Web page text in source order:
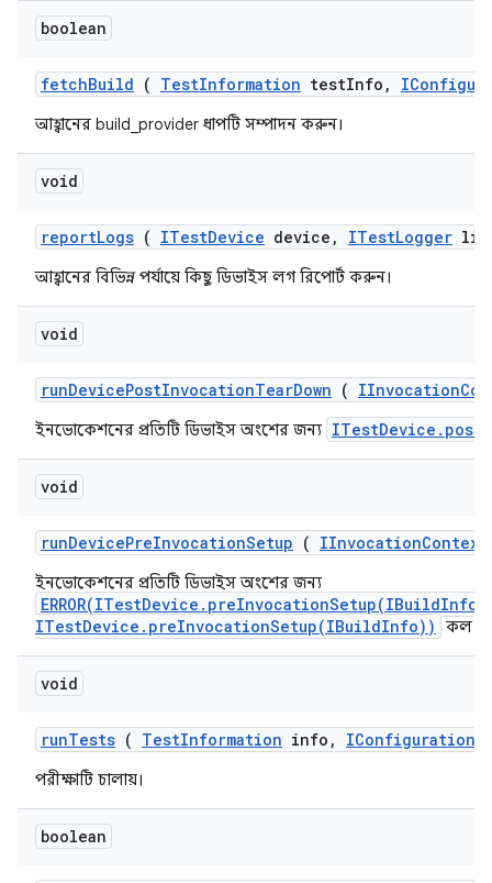
boolean
fetchBuild ( TestInformation testInfo ,
আহ্বানের build_provider ধাপটি সম্পাদন করুন।
void
reportLogs ( ITestDevice device , ITestLogger
আহ্বানের বিভিন্ন পর্যায়ে কিছু ডিভাইস লগ রিপোর্ট করুন।
void
runDevicePostInvocationTearDown ( IInvocation
ইনভোকেশনের প্রতিটি ডিভাইস অংশের জন্য
void
runDevicePreInvocationSetup ( IInvocationContext
ইনভোকেশনের প্রতিটি ডিভাইস অংশের জন্য
ITestDevice.preInvocationSetup(IBuildInfo))
কল
void
runTests ( TestInformation info , IConfiguration
পরীক্ষাটি চালায়।
boolean